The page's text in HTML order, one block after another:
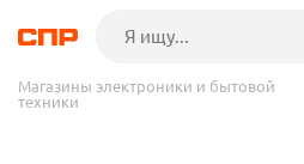
Магазины электроники и бытовой
техники